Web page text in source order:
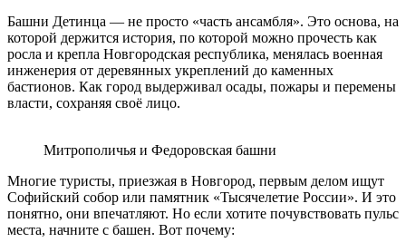
Башни Детинца — не просто «часть ансамбля». Это основа, на
которой держится история, по которой можно прочесть как
росла и крепла Новгородская республика, менялась военная
инженерия от деревянных укреплений до каменных
бастионов. Как город выдерживал осады, пожары и перемены
власти, сохраняя своё лицо.
Митрополичья и Федоровская башни
Многие туристы, приезжая в Новгород, первым делом ищут
Софийский собор или памятник «Тысячелетие России». И это
понятно, они впечатляют. Но если хотите почувствовать пульс
места, начните с башен. Вот почему: